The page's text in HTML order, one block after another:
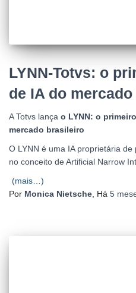
LYNN-Totvs: o
de IA do
A Totvs lança o LYNN: o
mercado brasileiro
O LYNN é uma IA proprietária
no conceito de Artificial Narrow
(mais…)
Por Monica Nietsche, Há 5